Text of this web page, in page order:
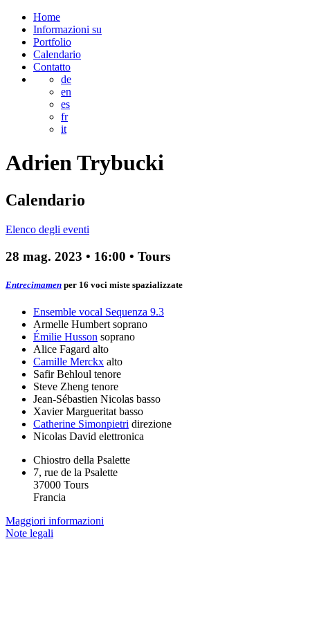
Home
Informazioni su
Portfolio
Calendario
Contatto
de
en
es
fr
it
AdrienTrybucki
Calendario
Elenco degli eventi
28 mag. 2023 • 16:00 • Tours
Entrecimamen per 16 voci miste spazializzate
Ensemble vocal Sequenza 9.3
Armelle Humbert soprano
Émilie Husson soprano
Alice Fagard alto
Camille Merckx alto
Safir Behloul tenore
Steve Zheng tenore
Jean-Sébastien Nicolas basso
Xavier Margueritat basso
Catherine Simonpietri direzione
Nicolas David elettronica
Chiostro della Psalette
7, rue de la Psalette
37000 Tours
Francia
Maggiori informazioni
Note legali